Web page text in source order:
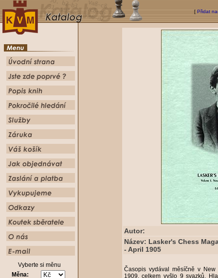
[ Přidat
Vyberte si měnu
Měna:
Autor:
Název: Lasker's Chess
- April 1905
Časopis vydával měsíčně v
1909, celkem vyšlo 9 svazků.